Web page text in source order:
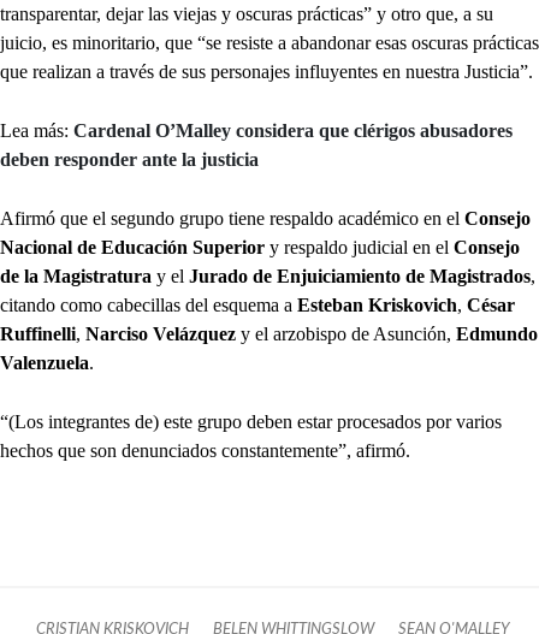
transparentar, dejar las viejas y oscuras prácticas” y otro que, a su
juicio, es minoritario, que “se resiste a abandonar esas oscuras prácticas
que realizan a través de sus personajes influyentes en nuestra Justicia”.
Lea más: Cardenal O’Malley considera que clérigos abusadores
deben responder ante la justicia
Afirmó que el segundo grupo tiene respaldo académico en el Consejo
Nacional de Educación Superior y respaldo judicial en el Consejo
de la Magistratura y el Jurado de Enjuiciamiento de Magistrados,
citando como cabecillas del esquema a Esteban Kriskovich, César
Ruffinelli, Narciso Velázquez y el arzobispo de Asunción, Edmundo
Valenzuela.
“(Los integrantes de) este grupo deben estar procesados por varios
hechos que son denunciados constantemente”, afirmó.
CRISTIAN KRISKOVICH BELEN WHITTINGSLOW SEAN O'MALLEY